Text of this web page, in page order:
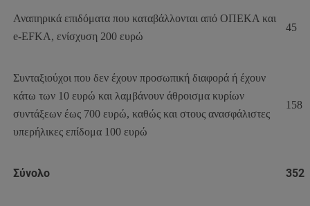
Αναπηρικά επιδόματα που καταβάλλονται από ΟΠΕΚΑ και
e-EFKA, ενίσχυση 200 ευρώ
45
Συνταξιούχοι που δεν έχουν προσωπική διαφορά ή έχουν
κάτω των 10 ευρώ και λαμβάνουν άθροισμα κυρίων
συντάξεων έως 700 ευρώ, καθώς και στους ανασφάλιστες
υπερήλικες επίδομα 100 ευρώ
158
Σύνολο 352